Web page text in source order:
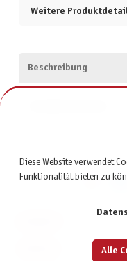
Weitere
Beschreibung
Diese Website verwendet
Funktionalität bieten zu
Alle